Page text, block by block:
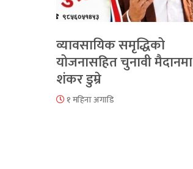
व्यावसायिक समृद्धिको
योजनासहित चुनावी मैदानमा
शंकर डुम्रे
१ महिना अगाडि